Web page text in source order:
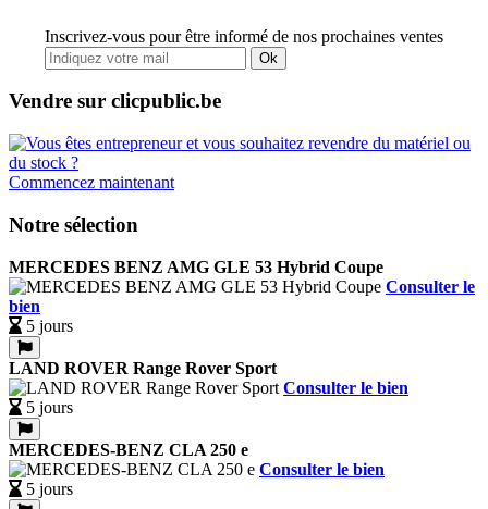
Inscrivez-vous pour être informé de nos prochaines ventes
Ok
Vendre sur clicpublic.be
Commencez maintenant
Notre sélection
MERCEDES BENZ AMG GLE 53 Hybrid Coupe
Consulter le
bien
5 jours
LAND ROVER Range Rover Sport
Consulter le bien
5 jours
MERCEDES-BENZ CLA 250 e
Consulter le bien
5 jours